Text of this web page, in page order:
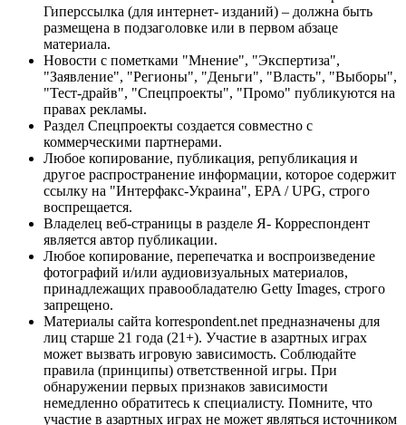
Гиперссылка (для интернет- изданий) – должна быть
размещена в подзаголовке или в первом абзаце
материала.
Новости с пометками "Мнение", "Экспертиза",
"Заявление", "Регионы", "Деньги", "Власть", "Выборы",
"Тест-драйв", "Спецпроекты", "Промо" публикуются на
правах рекламы.
Раздел Спецпроекты создается совместно с
коммерческими партнерами.
Любое копирование, публикация, републикация и
другое распространение информации, которое содержит
ссылку на "Интерфакс-Украина", EPA / UPG, строго
воспрещается.
Владелец веб-страницы в разделе Я- Корреспондент
является автор публикации.
Любое копирование, перепечатка и воспроизведение
фотографий и/или аудиовизуальных материалов,
принадлежащих правообладателю Getty Images, строго
запрещено.
Материалы сайта korrespondent.net предназначены для
лиц старше 21 года (21+). Участие в азартных играх
может вызвать игровую зависимость. Соблюдайте
правила (принципы) ответственной игры. При
обнаружении первых признаков зависимости
немедленно обратитесь к специалисту. Помните, что
участие в азартных играх не может являться источником